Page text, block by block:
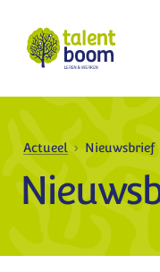
Actueel Nieuwsbrief